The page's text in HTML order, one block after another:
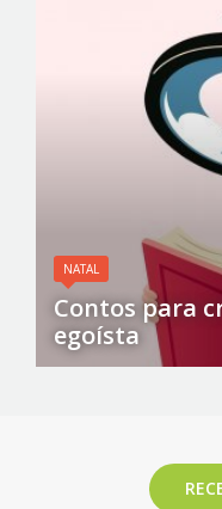
NATAL
Contos para
egoísta